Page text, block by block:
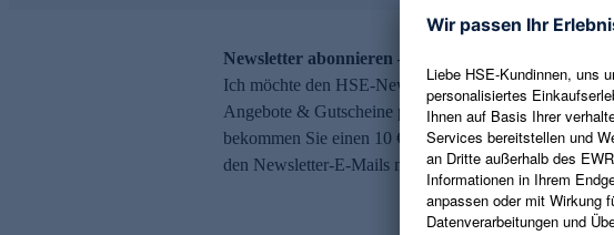
Newsletter abonnieren – 10 € Gutschein erhalten
Ich möchte den HSE-Newsletter abonnieren und
Angebote & Gutscheine per E-Mail erhalten. Als
bekommen Sie einen 10 € Gutschein. Eine Abmeldung
den Newsletter-E-Mails möglich.